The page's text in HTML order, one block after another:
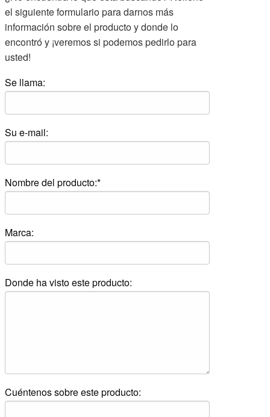
el siguiente formulario para darnos más
información sobre el producto y donde lo
encontró y ¡veremos si podemos pedirlo para
usted!
Se llama:
Su e-mail:
Nombre del producto:*
Marca:
Donde ha visto este producto:
Cuéntenos sobre este producto: